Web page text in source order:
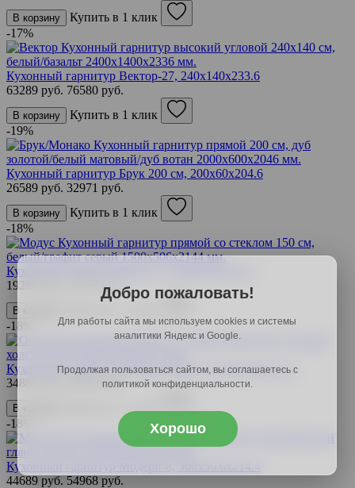
В корзину
Купить в 1 клик
-17%
Кухонный гарнитур Вектор-27, 240х140х233.6
63289 руб. 76580 руб.
В корзину
Купить в 1 клик
-19%
Кухонный гарнитур Брук 200 см, 200х60х204.6
26589 руб. 32971 руб.
В корзину
Купить в 1 клик
-18%
Кухонный гарнитур Модус-1, 150х50.6х214.4
19289 руб.
23533 руб.
В корзину
-18%
Кухонный гарнитур Оптима 180х150, 180х150х213.2
34889 руб.
42565 руб.
В корзину
-18%
Кухонный гарнитур Модерн-8, 300х56.6х214.4
44689 руб. 54968 руб.
Добро пожаловать!
Для работы сайта мы используем cookies и системы
аналитики Яндекс и Google.
Продолжая пользоваться сайтом, вы соглашаетесь с
политикой конфиденциальности.
Хорошо